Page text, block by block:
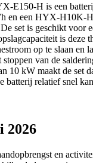
E150-H is een
en een HYX-H10K-
set is geschikt voor
is deze
op te slaan en
van de
10 kW maakt de set
batterij relatief snel
2026
en